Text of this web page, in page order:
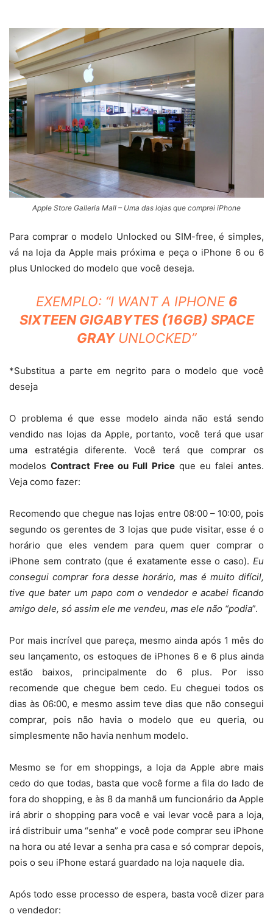
Apple Store Galleria Mall – Uma das lojas que comprei iPhone
Para comprar o modelo Unlocked ou SIM-free, é simples,
vá na loja da Apple mais próxima e peça o iPhone 6 ou 6
plus Unlocked do modelo que você deseja.
EXEMPLO: “I WANT A IPHONE 6
SIXTEEN GIGABYTES (16GB) SPACE
GRAYUNLOCKED”
*Substitua a parte em negrito para o modelo que você
deseja
O problema é que esse modelo ainda não está sendo
vendido nas lojas da Apple, portanto, você terá que usar
uma estratégia diferente. Você terá que comprar os
modelosContract Free ou Full Priceque eu falei antes.
Veja como fazer:
Recomendo que chegue nas lojas entre 08:00 – 10:00, pois
segundo os gerentes de 3 lojas que pude visitar, esse é o
horário que eles vendem para quem quer comprar o
iPhone sem contrato (que é exatamente esse o caso). Eu
consegui comprar fora desse horário, mas é muito difícil,
tive que bater um papo com o vendedor e acabei ficando
amigo dele, só assim ele me vendeu, mas ele não “podia”.
Por mais incrível que pareça, mesmo ainda após 1 mês do
seu lançamento, os estoques de iPhones 6 e 6 plus ainda
estão baixos, principalmente do 6 plus. Por isso
recomende que chegue bem cedo. Eu cheguei todos os
dias às 06:00, e mesmo assim teve dias que não consegui
comprar, pois não havia o modelo que eu queria, ou
simplesmente não havia nenhum modelo.
Mesmo se for em shoppings, a loja da Apple abre mais
cedo do que todas, basta que você forme a fila do lado de
fora do shopping, e às 8 da manhã um funcionário da Apple
irá abrir o shopping para você e vai levar você para a loja,
irá distribuir uma “senha” e você pode comprar seu iPhone
na hora ou até levar a senha pra casa e só comprar depois,
pois o seu iPhone estará guardado na loja naquele dia.
Após todo esse processo de espera, basta você dizer para
o vendedor: